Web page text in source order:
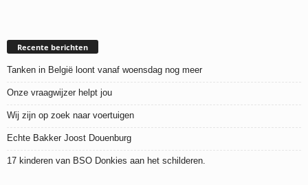
Recente berichten
Tanken in België loont vanaf woensdag nog meer
Onze vraagwijzer helpt jou
Wij zijn op zoek naar voertuigen
Echte Bakker Joost Douenburg
17 kinderen van BSO Donkies aan het schilderen.